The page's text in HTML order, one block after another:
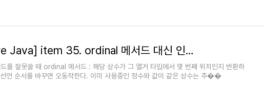
[Effective Java] item 35. ordinal 메서드 대신 인스턴스 필드를 사용하라
를 잘못쓸 때 ordinal 메서드 : 해당 상수가 그 열거 타입에서 몇 번째 위치인지 반환하
언 순서를 바꾸면 오동작한다. 이미 사용중인 정수와 값이 같은 상수는 추��